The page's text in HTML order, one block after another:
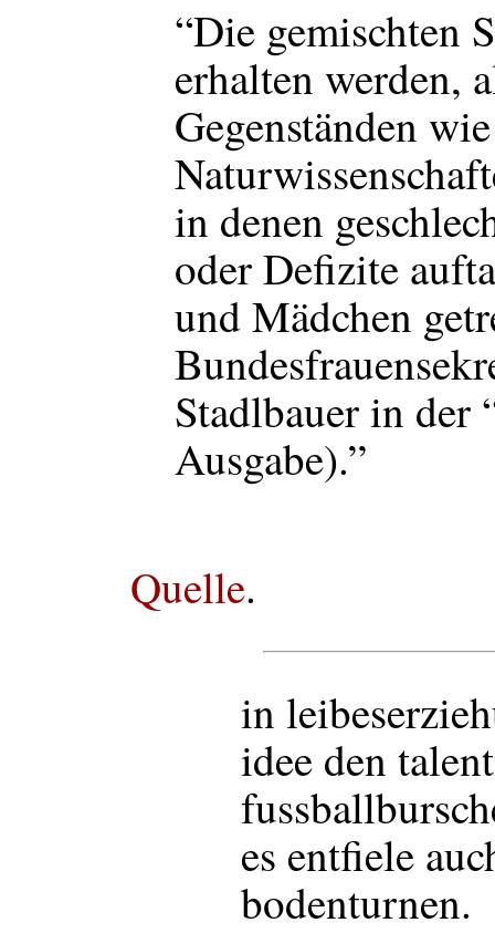
“Die gemischten
erhalten werden,
Gegenständen
in denen
oder Defizite
und Mädchen
Stadlbauer in der
Ausgabe).”
Quelle.
in
idee den
es entfiele
bodenturnen.